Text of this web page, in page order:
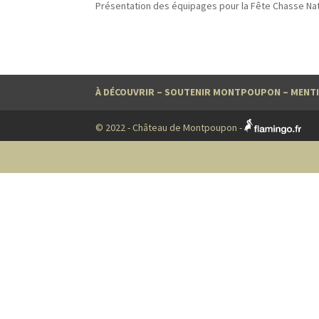
Présentation des équipages pour la Fête Chasse
À DÉCOUVRIR – SOUTENIR MONTPOUPON –
© 2022 - Château de Montpoupon -